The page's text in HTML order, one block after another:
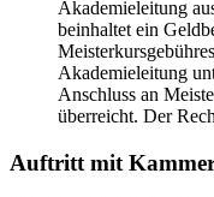
Akademieleitung
beinhaltet ein
Akademieleitung
Anschluss an
überreicht. Der
Auftritt mit